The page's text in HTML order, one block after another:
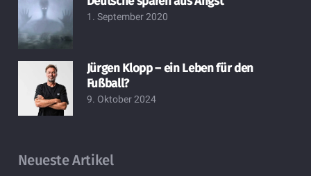
1. September 2020
Jürgen Klopp – ein Leben für den
Fußball?
9. Oktober 2024
Neueste Artikel